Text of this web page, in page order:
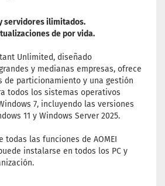
servidores ilimitados.
de por vida.
Unlimited, diseñado
y medianas empresas, ofrece
de particionamiento y una gestión
todos los sistemas operativos
7, incluyendo las versiones
11 y Windows Server 2025.
todas las funciones de AOMEI
instalarse en todos los PC y